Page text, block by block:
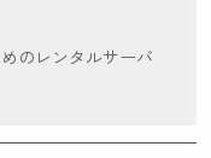
のレンタルサーバ